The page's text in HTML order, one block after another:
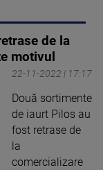
de la
motivul
22-11-2022 | 17:17
Două sortimente
de iaurt Pilos au
fost retrase de
la
comercializare